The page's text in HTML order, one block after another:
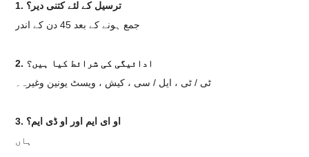
1. ترسیل کے لئے کتنی دیر؟
جمع ہونے کے بعد 45 دن کے اندر
2. ادائیگی کی شرائط کیا ہیں؟
ٹی / ٹی ، ایل / سی ، کیش ، ویسٹ یونین وغیرہ۔
3. او ای ایم اور او ڈی ایم؟
ہاں